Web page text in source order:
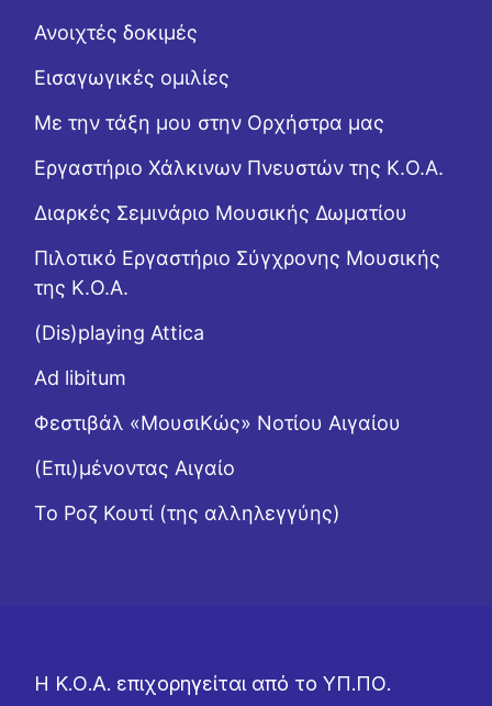
Ανοιχτές δοκιμές
Εισαγωγικές ομιλίες
Με την τάξη μου στην Ορχήστρα μας
Εργαστήριo Χάλκινων Πνευστών της Κ.Ο.Α.
Διαρκές Σεμινάριο Μουσικής Δωματίου
Πιλοτικό Εργαστήριο Σύγχρονης Μουσικής
της Κ.Ο.Α.
(Dis)playing Attica
Ad libitum
Φεστιβάλ «ΜουσιΚώς» Νοτίου Αιγαίου
(Επι)μένοντας Αιγαίο
Το Ροζ Κουτί (της αλληλεγγύης)
Η Κ.Ο.Α. επιχορηγείται από το ΥΠ.ΠΟ.